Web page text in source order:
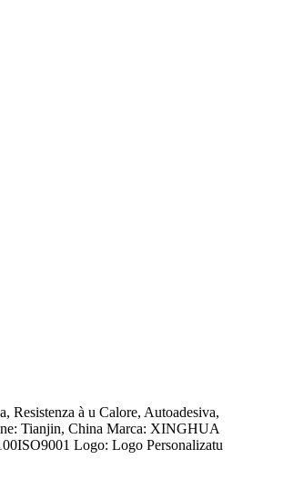
Resistenza à u Calore, Autoadesiva,
Tianjin, China Marca: XINGHUA
Logo: Logo Personalizatu